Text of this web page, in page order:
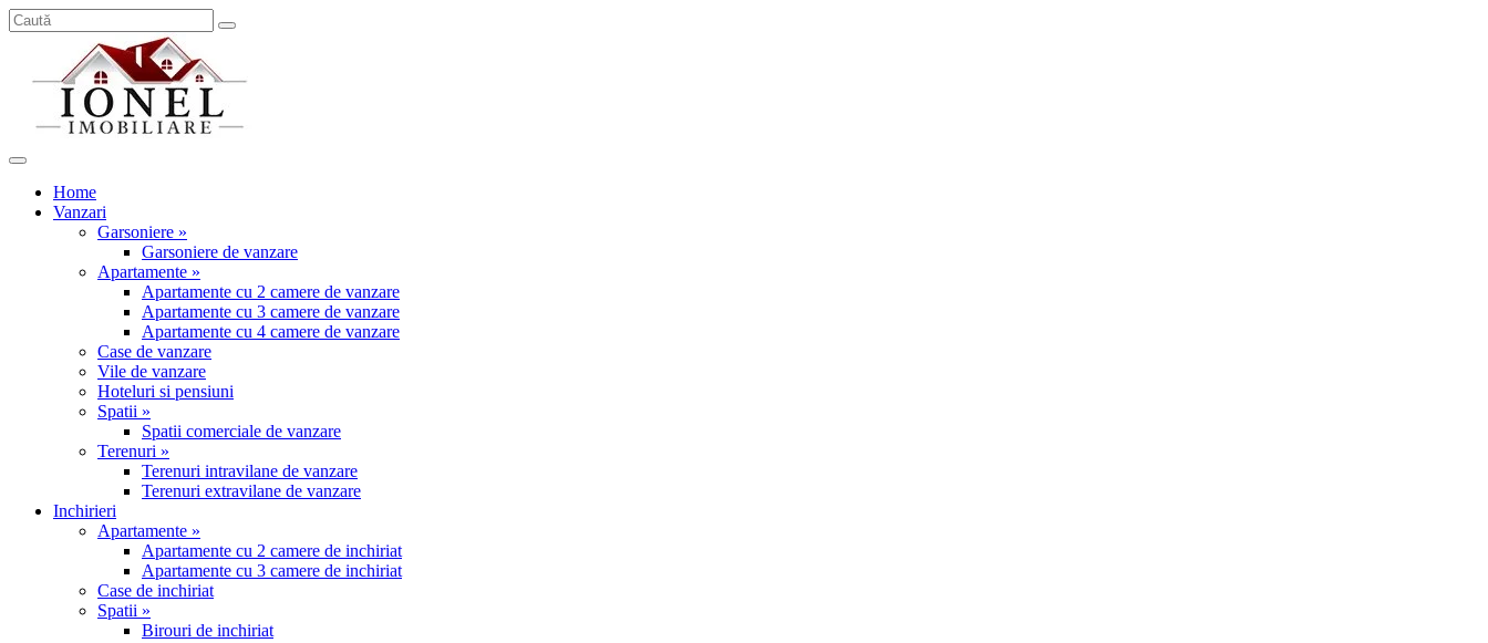
Home
Vanzari
Garsoniere »
Garsoniere de vanzare
Apartamente »
Apartamente cu 2 camere de vanzare
Apartamente cu 3 camere de vanzare
Apartamente cu 4 camere de vanzare
Case de vanzare
Vile de vanzare
Hoteluri si pensiuni
Spatii »
Spatii comerciale de vanzare
Terenuri »
Terenuri intravilane de vanzare
Terenuri extravilane de vanzare
Inchirieri
Apartamente »
Apartamente cu 2 camere de inchiriat
Apartamente cu 3 camere de inchiriat
Case de inchiriat
Spatii »
Birouri de inchiriat